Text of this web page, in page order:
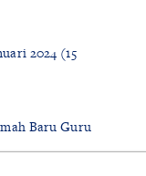
2024 (15
Baru Guru